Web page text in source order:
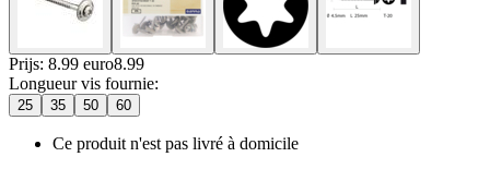
Prijs: 8.99 euro8.99
Longueur vis fournie:
25 35 50 60
Ce produit n'est pas livré à domicile